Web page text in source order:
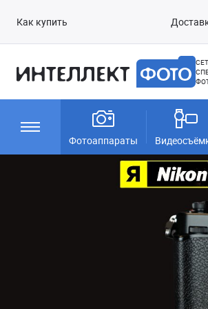
Как купить
Фотоаппараты